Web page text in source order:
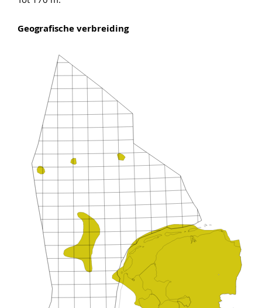
Geografische verbreiding